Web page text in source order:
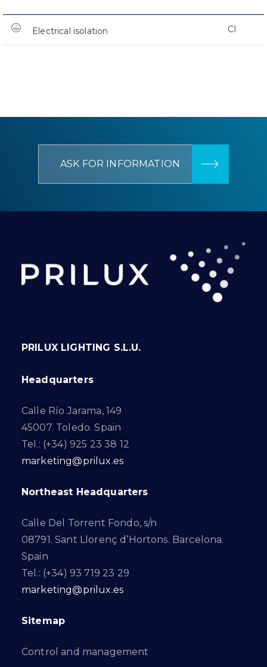
Electrical isolation CI
ASK FOR INFORMATION
PRILUX LIGHTING S.L.U.
Headquarters
Calle Río Jarama, 149
45007. Toledo. Spain
Tel.: (+34) 925 23 38 12
marketing@prilux.es
Northeast Headquarters
Calle Del Torrent Fondo, s/n
08791. Sant Llorenç d’Hortons. Barcelona.
Spain
Tel.: (+34) 93 719 23 29
marketing@prilux.es
Sitemap
Control and management